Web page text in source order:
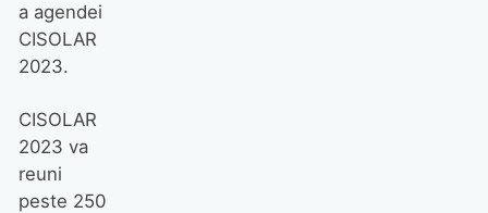
a agendei
CISOLAR
2023.
CISOLAR
2023 va
reuni
peste 250